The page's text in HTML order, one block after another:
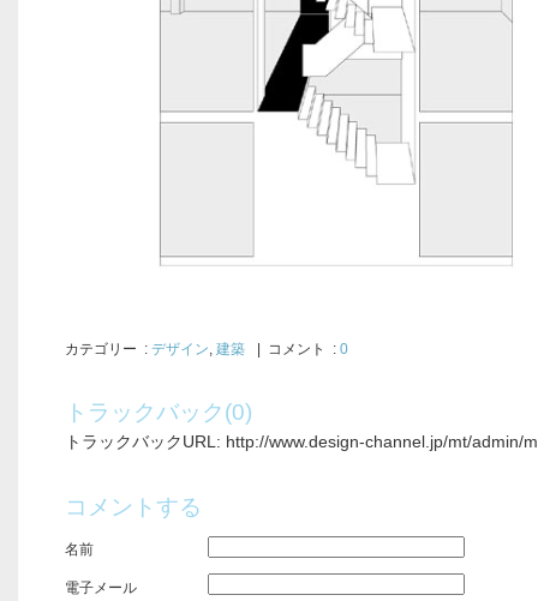
カテゴリー : デザイン, 建築 | コメント : 0
トラックバック(0)
トラックバックURL: http://www.design-channel.jp/mt/admin/
コメントする
名前
電子メール